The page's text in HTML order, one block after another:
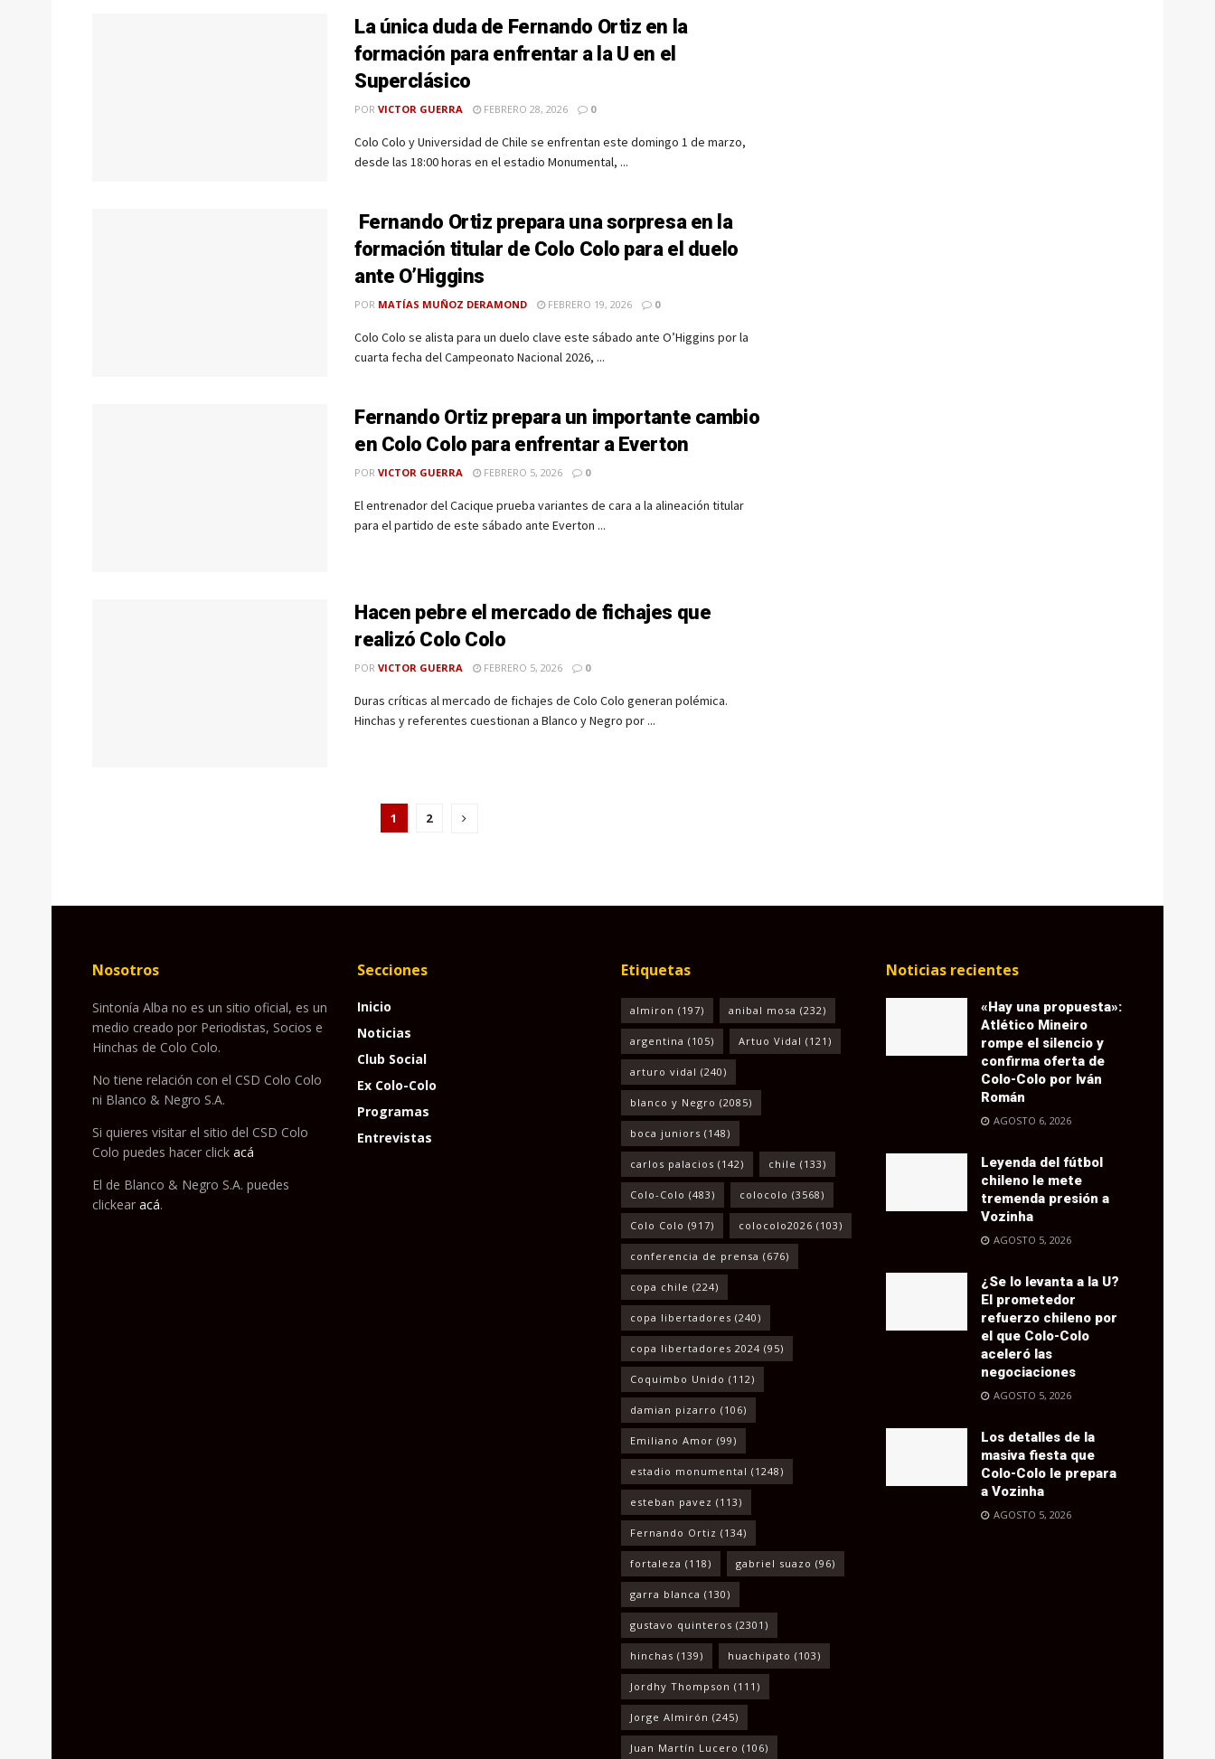
La única duda de Fernando Ortiz en la
formación para enfrentar a la U en el
Superclásico
POR VICTOR GUERRA FEBRERO 28, 2026 0
Colo Colo y Universidad de Chile se enfrentan este domingo 1 de marzo,
desde las 18:00 horas en el estadio Monumental, ...
Fernando Ortiz prepara una sorpresa en la
formación titular de Colo Colo para el duelo
ante O’Higgins
POR MATÍAS MUÑOZ DERAMOND FEBRERO 19, 2026 0
Colo Colo se alista para un duelo clave este sábado ante O’Higgins por la
cuarta fecha del Campeonato Nacional 2026, ...
Fernando Ortiz prepara un importante cambio
en Colo Colo para enfrentar a Everton
POR VICTOR GUERRA FEBRERO 5, 2026 0
El entrenador del Cacique prueba variantes de cara a la alineación titular
para el partido de este sábado ante Everton ...
Hacen pebre el mercado de fichajes que
realizó Colo Colo
POR VICTOR GUERRA FEBRERO 5, 2026 0
Duras críticas al mercado de fichajes de Colo Colo generan polémica.
Hinchas y referentes cuestionan a Blanco y Negro por ...
1 2
Nosotros
Sintonía Alba no es un sitio oficial, es un
medio creado por Periodistas, Socios e
Hinchas de Colo Colo.
No tiene relación con el CSD Colo Colo
ni Blanco & Negro S.A.
Si quieres visitar el sitio del CSD Colo
Colo puedes hacer click acá
El de Blanco & Negro S.A. puedes
clickear acá.
Secciones
Inicio
Noticias
Club Social
Ex Colo-Colo
Programas
Entrevistas
Etiquetas
almiron (197) anibal mosa (232)
argentina (105) Artuo Vidal (121)
arturo vidal (240)
blanco y Negro (2085)
boca juniors (148)
carlos palacios (142) chile (133)
Colo-Colo (483) colocolo (3568)
Colo Colo (917) colocolo2026 (103)
conferencia de prensa (676)
copa chile (224)
copa libertadores (240)
copa libertadores 2024 (95)
Coquimbo Unido (112)
damian pizarro (106)
Emiliano Amor (99)
estadio monumental (1248)
esteban pavez (113)
Fernando Ortiz (134)
fortaleza (118) gabriel suazo (96)
garra blanca (130)
gustavo quinteros (2301)
hinchas (139) huachipato (103)
Jordhy Thompson (111)
Jorge Almirón (245)
Juan Martín Lucero (106)
Noticias recientes
«Hay una propuesta»:
Atlético Mineiro
rompe el silencio y
confirma oferta de
Colo-Colo por Iván
Román
AGOSTO 6, 2026
Leyenda del fútbol
chileno le mete
tremenda presión a
Vozinha
AGOSTO 5, 2026
¿Se lo levanta a la U?
El prometedor
refuerzo chileno por
el que Colo-Colo
aceleró las
negociaciones
AGOSTO 5, 2026
Los detalles de la
masiva fiesta que
Colo-Colo le prepara
a Vozinha
AGOSTO 5, 2026